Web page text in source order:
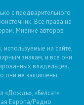
с предварительного
Все права на
Мнение авторов
на сайте,
знакам, и все они
владельцев.
они не защищены
«Дождь», «Белсат»
Европа/Радио